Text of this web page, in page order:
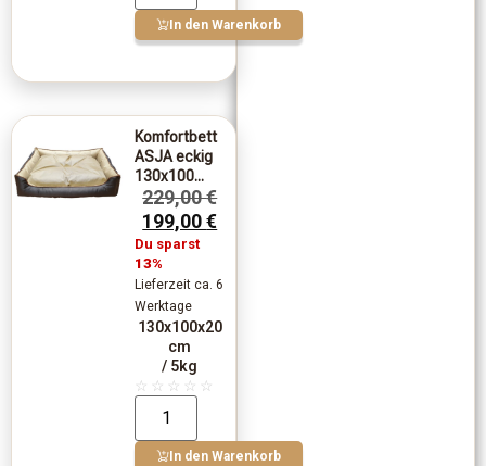
In den Warenkorb
Komfortbett
ASJA eckig
130x100...
229,00€
199,00€
Du sparst
13%
Lieferzeit ca. 6
Werktage
130x100x20
cm
/ 5kg
☆ ☆ ☆ ☆ ☆
In den Warenkorb